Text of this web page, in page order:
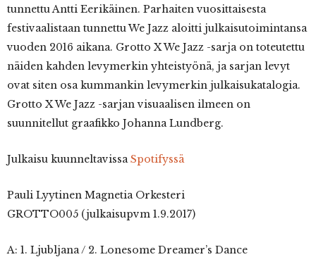
tunnettu Antti Eerikäinen. Parhaiten vuosittaisesta
festivaalistaan tunnettu We Jazz aloitti julkaisutoimintansa
vuoden 2016 aikana. Grotto X We Jazz -sarja on toteutettu
näiden kahden levymerkin yhteistyönä, ja sarjan levyt
ovat siten osa kummankin levymerkin julkaisukatalogia.
Grotto X We Jazz -sarjan visuaalisen ilmeen on
suunnitellut graafikko Johanna Lundberg.
Julkaisu kuunneltavissaSpotifyssä
Pauli Lyytinen Magnetia Orkesteri
GROTTO005 (julkaisupvm 1.9.2017)
A: 1. Ljubljana / 2. Lonesome Dreamer’s Dance